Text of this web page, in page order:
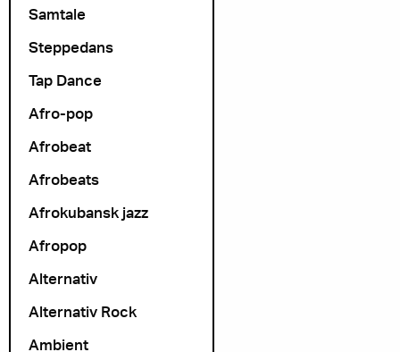
Samtale
Steppedans
Tap Dance
Afro-pop
Afrobeat
Afrobeats
Afrokubansk jazz
Afropop
Alternativ
Alternativ Rock
Ambient